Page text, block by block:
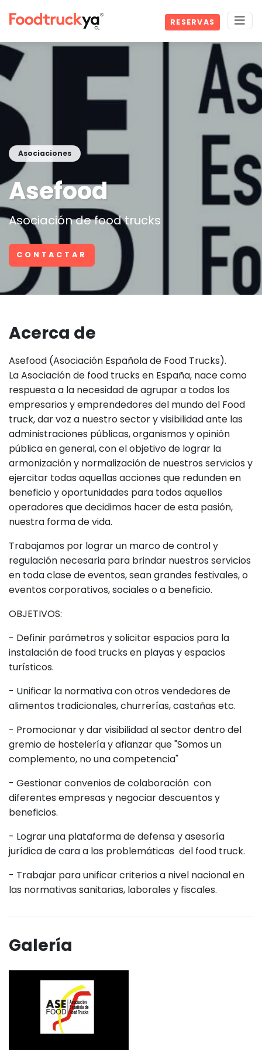
RESERVAS
Asociaciones
Asefood
Asociación de food trucks
CONTACTAR
Acerca de
Asefood (Asociación Española de Food Trucks).
La Asociación de food trucks en España, nace como
respuesta a la necesidad de agrupar a todos los
empresarios y emprendedores del mundo del Food
truck, dar voz a nuestro sector y visibilidad ante las
administraciones públicas, organismos y opinión
pública en general, con el objetivo de lograr la
armonización y normalización de nuestros servicios y
ejercitar todas aquellas acciones que redunden en
beneficio y oportunidades para todos aquellos
operadores que decidimos hacer de esta pasión,
nuestra forma de vida.
Trabajamos por lograr un marco de control y
regulación necesaria para brindar nuestros servicios
en toda clase de eventos, sean grandes festivales, o
eventos corporativos, sociales o a beneficio.
OBJETIVOS:
- Definir parámetros y solicitar espacios para la
instalación de food trucks en playas y espacios
turísticos.
- Unificar la normativa con otros vendedores de
alimentos tradicionales, churrerías, castañas etc.
- Promocionar y dar visibilidad al sector dentro del
gremio de hostelería y afianzar que "Somos un
complemento, no una competencia"
- Gestionar convenios de colaboración con
diferentes empresas y negociar descuentos y
beneficios.
- Lograr una plataforma de defensa y asesoría
jurídica de cara a las problemáticas del food truck.
- Trabajar para unificar criterios a nivel nacional en
las normativas sanitarias, laborales y fiscales.
Galería